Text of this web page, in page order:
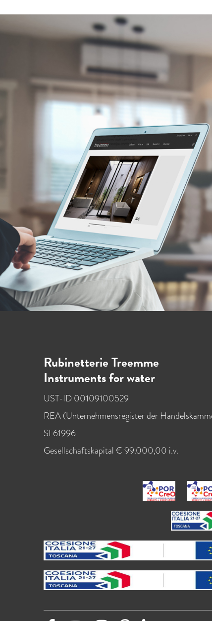
Rubinetterie Treemme
Instruments for water
UST-ID 00109100529
REA (Unternehmensregister der
SI 61996
Gesellschaftskapital € 99.000,00 i.v.